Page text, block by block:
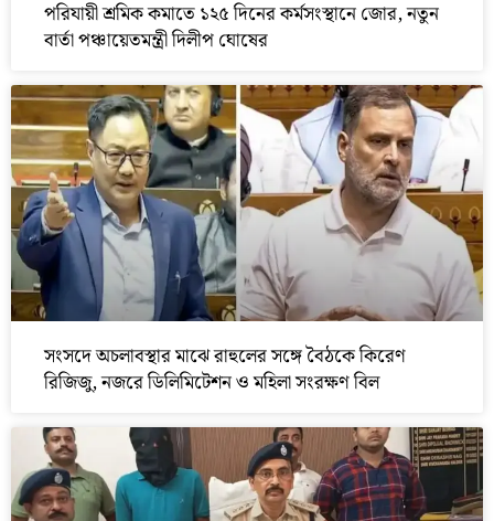
পরিযায়ী শ্রমিক কমাতে ১২৫ দিনের কর্মসংস্থানে জোর, নতুন
বার্তা পঞ্চায়েতমন্ত্রী দিলীপ ঘোষের
সংসদে অচলাবস্থার মাঝে রাহুলের সঙ্গে বৈঠকে কিরেণ
রিজিজু, নজরে ডিলিমিটেশন ও মহিলা সংরক্ষণ বিল